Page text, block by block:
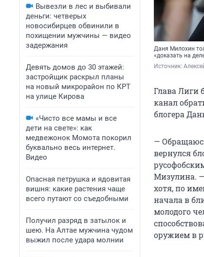
Вывезли в лес и выбивали
деньги: четверых
новосибирцев обвинили в
похищении мужчины — видео
задержания
Девять домов до 30 этажей:
застройщик раскрыл планы
на новый микрорайон по КРТ
на улице Кирова
«Чисто все мамы и все
дети на свете»: как
медвежонок Момота покорил
буквально весь интернет.
Видео
Опасная петрушка и ядовитая
вишня: какие растения чаще
всего путают со съедобными
Получил разряд в затылок и
шею. На Алтае мужчина чудом
выжил после удара молнии
Даня Милохин
«доказать на
Источник:
Глава Лиги
канал
блогера
—
вернулся
Мизулина.
хотя, по
начала в
молодого
оружием в